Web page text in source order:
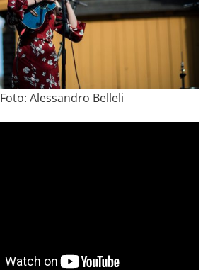
Foto: Alessandro Belleli